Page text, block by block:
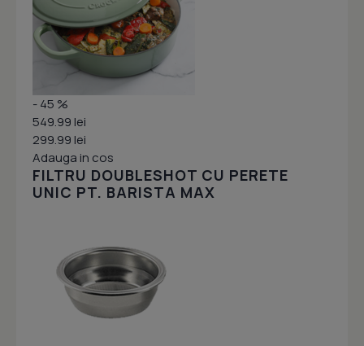
- 45 %
549.99 lei
299.99 lei
Adauga in cos
FILTRU DOUBLESHOT CU PERETE
UNIC PT. BARISTA MAX